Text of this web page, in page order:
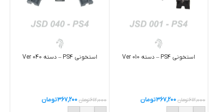
استخوني PS4 – دسته Ver 010
612,000تومان 367,200تومان
استخوني PS4 – دسته Ver 040
612,000تومان 367,200تومان